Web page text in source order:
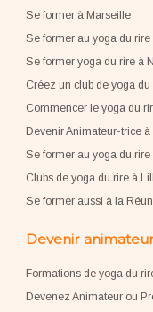
Se former à Marseille
Se former au yoga du rire
Se former yoga du rire à
Créez un club de yoga
Commencer le yoga du
Devenir Animateur-trice
Se former au yoga du
Clubs de yoga du rire à
Se former aussi à la
Devenir
Formations de yoga du
Devenez Animateur ou